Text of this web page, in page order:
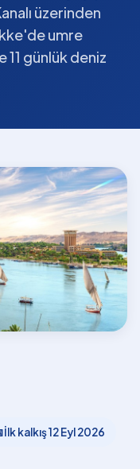
üzerinden
umre
günlük deniz
İlk kalkış12 Eyl 2026